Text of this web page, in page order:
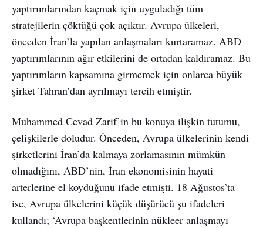
yaptırımlarından kaçmak için uyguladığı tüm
stratejilerin çöktüğü çok açıktır. Avrupa ülkeleri,
önceden İran’la yapılan anlaşmaları kurtaramaz. ABD
yaptırımlarının ağır etkilerini de ortadan kaldıramaz. Bu
yaptırımların kapsamına girmemek için onlarca büyük
şirket Tahran’dan ayrılmayı tercih etmiştir.
Muhammed Cevad Zarif’in bu konuya ilişkin tutumu,
çelişkilerle doludur. Önceden, Avrupa ülkelerinin kendi
şirketlerini İran’da kalmaya zorlamasının mümkün
olmadığını, ABD’nin, İran ekonomisinin hayati
arterlerine el koyduğunu ifade etmişti. 18 Ağustos’ta
ise, Avrupa ülkelerini küçük düşürücü şu ifadeleri
kullandı; ‘Avrupa başkentlerinin nükleer anlaşmayı